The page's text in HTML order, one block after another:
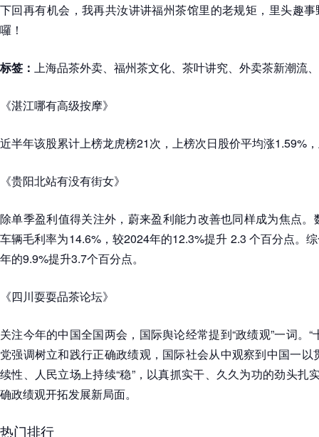
下回再有机会，我再共汝讲讲福州茶馆里的老规矩，里头趣
囉！
标签： 上海品茶外卖、福州茶文化、茶叶讲究、外卖茶新潮流
《湛江哪有高级按摩》
近半年该股累计上榜龙虎榜21次，上榜次日股价平均涨1.59%
《贵阳北站有没有街女》
除单季盈利值得关注外，蔚来盈利能力改善也同样成为焦点
车辆毛利率为14.6%，较2024年的12.3%提升 2.3 个百分点。
年的9.9%提升3.7个百分点。
《四川耍耍品茶论坛》
关注今年的中国全国两会，国际舆论经常提到“政绩观”一词。
党强调树立和践行正确政绩观，国际社会从中观察到中国一以
续性、人民立场上持续“稳”，以真抓实干、久久为功的劲头扎
确政绩观开拓发展新局面。
热门排行